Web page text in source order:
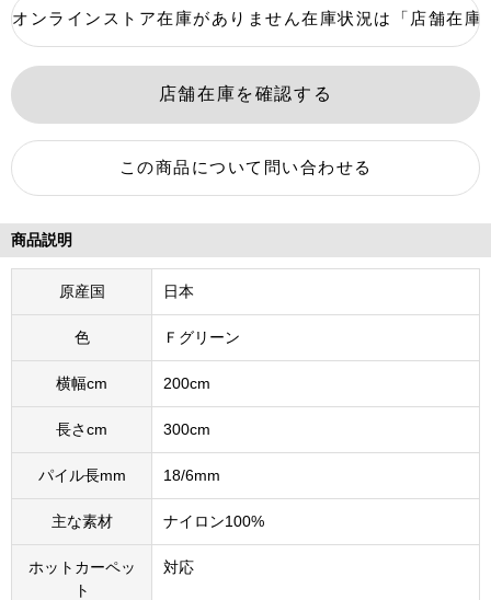
商品説明
原産国 日本
色 Ｆグリーン
横幅cm 200cm
長さcm 300cm
パイル長mm 18/6mm
主な素材 ナイロン100%
ホットカーペッ
ト
対応